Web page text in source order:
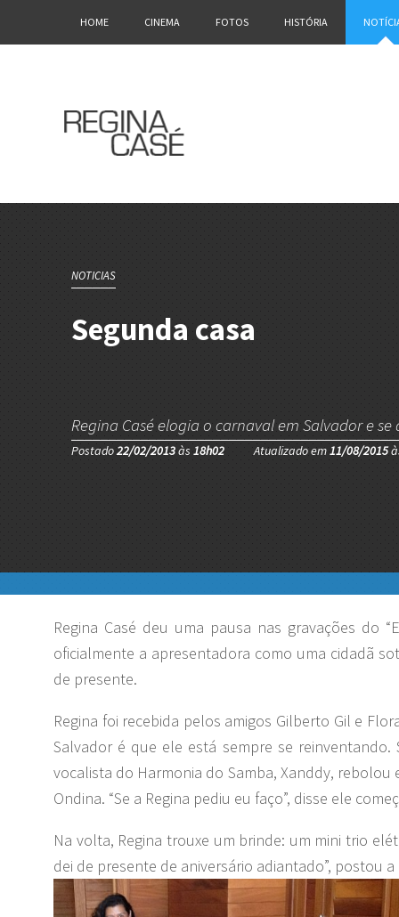
HOME CINEMA FOTOS HISTÓRIA
NOTICIAS
Segunda casa
Regina Casé elogia o carnaval em Salvador e
Postado22/02/2013às 18h02 Atualizado em11/08/2015
Regina Casé deu uma pausa nas gravações do
oficialmente a apresentadora como uma cidadã
de presente.
Regina foi recebida pelos amigos Gilberto Gil e
Salvador é que ele está sempre se reinventando.
vocalista do Harmonia do Samba, Xanddy,
Ondina. “Se a Regina pediu eu faço”, disse ele
Na volta, Regina trouxe um brinde: um mini trio
dei de presente de aniversário adiantado”, postou